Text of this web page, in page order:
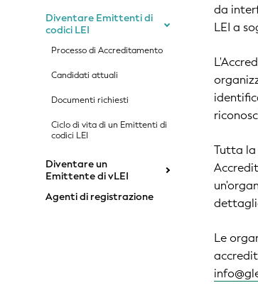
Diventare Emittenti di
codici LEI
Processo di Accreditamento
Candidati attuali
Documenti richiesti
Ciclo di vita di un Emittenti di
codici LEI
Diventare un
Emittente di vLEI
Agenti di registrazione
da
LEI a
Tutta la
Le